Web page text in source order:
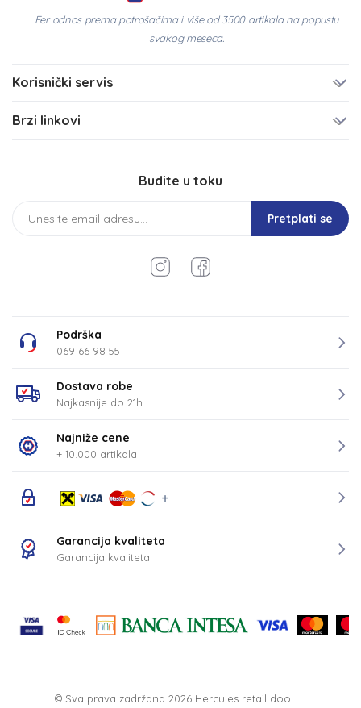
Fer odnos prema potrošačima i više od 3500 artikala na popustu
svakog meseca.
Korisnički servis
Brzi linkovi
Budite u toku
Pretplati se
Podrška
069 66 98 55
Dostava robe
Najkasnije do 21h
Najniže cene
+ 10.000 artikala
Garancija kvaliteta
Garancija kvaliteta
© Sva prava zadržana 2026Hercules retail doo